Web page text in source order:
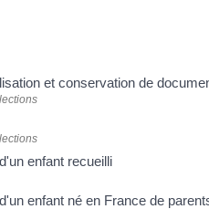
et conservation de
enfant recueilli
enfant né en France de